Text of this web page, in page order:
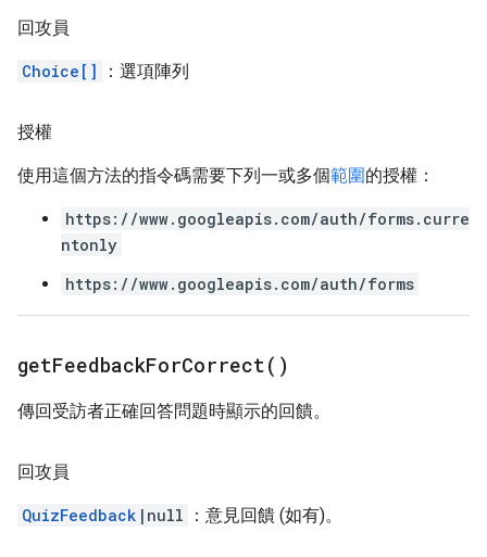
回攻員
Choice[] ：選項陣列
授權
使用這個方法的指令碼需要下列一或多個範圍的授權：
https://www.googleapis.com/auth/forms.curre
ntonly
https://www.googleapis.com/auth/forms
getFeedbackForCorrect( )
傳回受訪者正確回答問題時顯示的回饋。
回攻員
QuizFeedback |null ：意見回饋 (如有)。